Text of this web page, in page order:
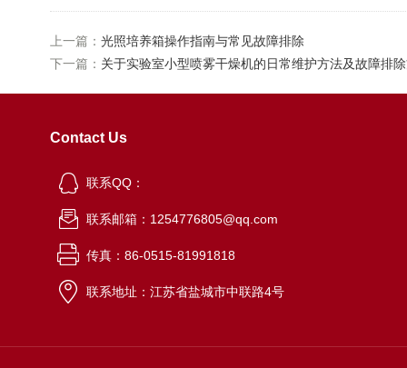
上一篇： 光照培养箱操作指南与常见故障排除
下一篇： 关于实验室小型喷雾干燥机的日常维护方法及故障排
Contact Us
联系QQ：
联系邮箱：1254776805@qq.com
传真：86-0515-81991818
联系地址：江苏省盐城市中联路4号